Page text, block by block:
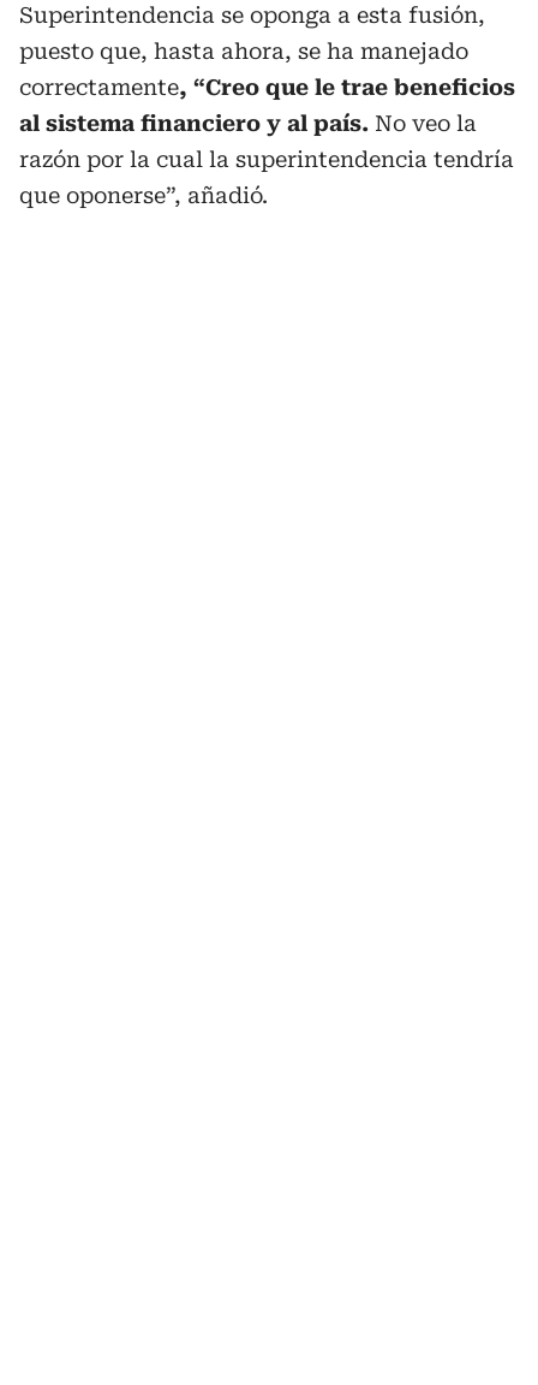
Superintendencia se oponga a esta fusión,
puesto que, hasta ahora, se ha manejado
correctamente, “Creo que le trae beneficios
al sistema financiero y al país. No veo la
razón por la cual la superintendencia tendría
que oponerse”, añadió.